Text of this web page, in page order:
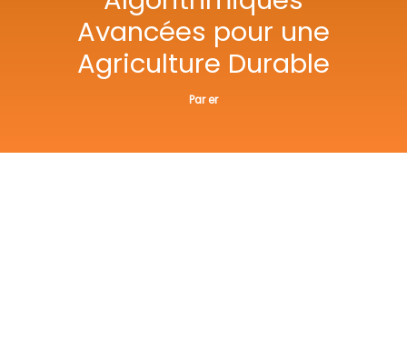
Avancées pour une
Agriculture Durable
Parer